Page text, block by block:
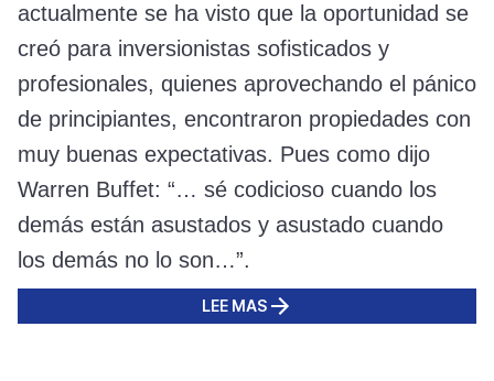
actualmente se ha visto que la oportunidad se
creó para inversionistas sofisticados y
profesionales, quienes aprovechando el pánico
de principiantes, encontraron propiedades con
muy buenas expectativas. Pues como dijo
Warren Buffet: “… sé codicioso cuando los
demás están asustados y asustado cuando
los demás no lo son…”.
LEE MAS